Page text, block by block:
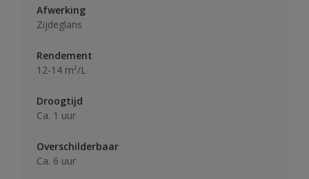
Afwerking
Zijdeglans
Rendement
12-14 m²/L
Droogtijd
Ca. 1 uur
Overschilderbaar
Ca. 6 uur